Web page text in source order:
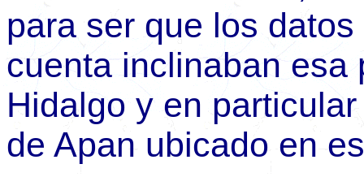
para ser que los
cuenta inclinaban esa
Hidalgo y en
de Apan ubicado en